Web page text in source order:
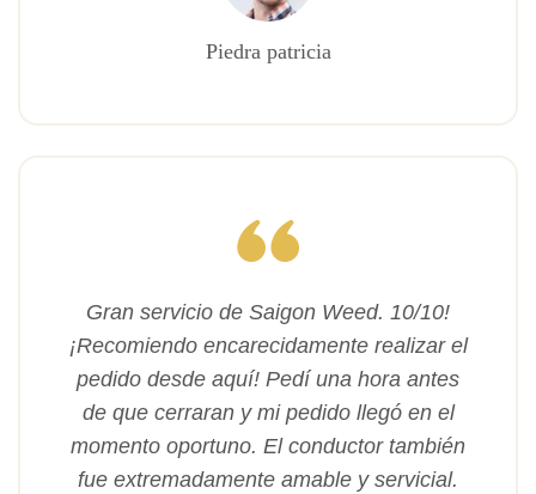
Piedra patricia
Gran servicio de Saigon Weed. 10/10!
¡Recomiendo encarecidamente realizar el
pedido desde aquí! Pedí una hora antes
de que cerraran y mi pedido llegó en el
momento oportuno. El conductor también
fue extremadamente amable y servicial.